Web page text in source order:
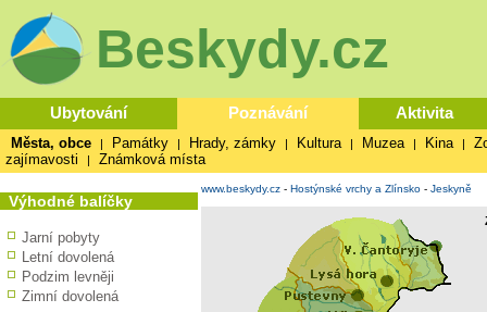
Beskydy.cz
Ubytování Poznávání Aktivita
Města, obce | Památky | Hrady, zámky | Kultura | Muzea | Kina |
zajímavosti
| Známková místa
Výhodné balíčky
Jarní pobyty
Letní dovolená
Podzim levněji
Zimní dovolená
www.beskydy.cz - Hostýnské vrchy a Zlínsko - Jeskyně